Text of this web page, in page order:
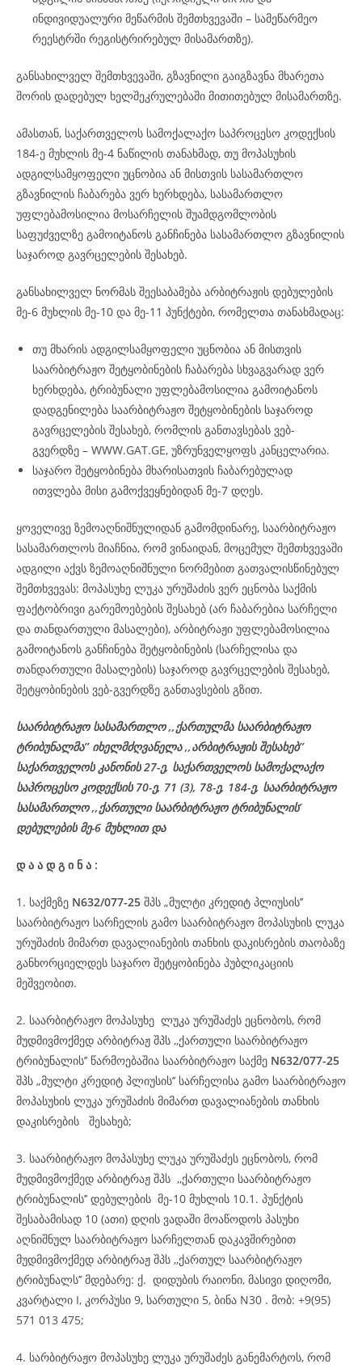
ინდივიდუალური მეწარმის შემთხვევაში – სამეწარმეო
რეესტრში რეგისტრირებულ მისამართზე).
განსახილველ შემთხვევაში, გზავნილი გაიგზავნა მხარეთა
შორის დადებულ ხელშეკრულებაში მითითებულ მისამართზე.
ამასთან, საქართველოს სამოქალაქო საპროცესო კოდექსის
184-ე მუხლის მე-4 ნაწილის თანახმად, თუ მოპასუხის
ადგილსამყოფელი უცნობია ან მისთვის სასამართლო
გზავნილის ჩაბარება ვერ ხერხდება, სასამართლო
უფლებამოსილია მოსარჩელის შუამდგომლობის
საფუძველზე გამოიტანოს განჩინება სასამართლო გზავნილის
საჯაროდ გავრცელების შესახებ.
განსახილველ ნორმას შეესაბამება არბიტრაჟის დებულების
მე-6 მუხლის მე-10 და მე-11 პუნქტები, რომელთა თანახმადაც:
თუ მხარის ადგილსამყოფელი უცნობია ან მისთვის
საარბიტრაჟო შეტყობინების ჩაბარება სხვაგვარად ვერ
ხერხდება, ტრიბუნალი უფლებამოსილია გამოიტანოს
დადგენილება საარბიტრაჟო შეტყობინების საჯაროდ
გავრცელების შესახებ, რომლის განთავსებას ვებ-
გვერდზე – WWW.GAT.GE, უზრუნველყოფს კანცელარია.
საჯარო შეტყობინება მხარისათვის ჩაბარებულად
ითვლება მისი გამოქვეყნებიდან მე-7 დღეს.
ყოველივე ზემოაღნიშნულიდან გამომდინარე, საარბიტრაჟო
სასამართლოს მიაჩნია, რომ ვინაიდან, მოცემულ შემთხვევაში
ადგილი აქვს ზემოაღნიშნული ნორმებით გათვალისწინებულ
შემთხვევას: მოპასუხე ლუკა ურუშაძის ვერ ეცნობა საქმის
ფაქტობრივი გარემოებების შესახებ (არ ჩაბარებია სარჩელი
და თანდართული მასალები), არბიტრაჟი უფლებამოსილია
გამოიტანოს განჩინება შეტყობინების (სარჩელისა და
თანდართული მასალების) საჯაროდ გავრცელების შესახებ,
შეტყობინების ვებ-გვერდზე განთავსების გზით.
საარბიტრაჟო სასამართლო ,,ქართულმა საარბიტრაჟო
ტრიბუნალმა’’ იხელმძღვანელა,,არბიტრაჟის შესახებ’’
საქართველოს კანონის 27-ე, საქართველოს სამოქალაქო
საპროცესო კოდექსის 70-ე, 71 (3), 78-ე, 184-ე, საარბიტრაჟო
სასამართლო ,,ქართული საარბიტრაჟო ტრიბუნალის’
დებულების მე-6 მუხლით და
დ ა ა დ გ ი ნ ა :
1. საქმეზე N632/077-25 შპს „მულტი კრედიტ პლიუსის’’
საარბიტრაჟო სარჩელის გამო საარბიტრაჟო მოპასუხის ლუკა
ურუშაძის მიმართ დავალიანების თანხის დაკისრების თაობაზე
განხორციელდეს საჯარო შეტყობინება პუბლიკაციის
მეშვეობით.
2. საარბიტრაჟო მოპასუხე ლუკა ურუშაძეს ეცნობოს, რომ
მუდმივმოქმედ არბიტრაჟ შპს ,,ქართული საარბიტრაჟო
ტრიბუნალის’’ წარმოებაშია საარბიტრაჟო საქმე N632/077-25
შპს „მულტი კრედიტ პლიუსის’’ სარჩელისა გამო საარბიტრაჟო
მოპასუხის ლუკა ურუშაძის მიმართ დავალიანების თანხის
დაკისრების შესახებ;
3. საარბიტრაჟო მოპასუხე ლუკა ურუშაძეს ეცნობოს, რომ
მუდმივმოქმედ არბიტრაჟ შპს ,,ქართული საარბიტრაჟო
ტრიბუნალის’’ დებულების მე-10 მუხლის 10.1. პუნქტის
შესაბამისად 10 (ათი) დღის ვადაში მოაწოდოს პასუხი
აღნიშნულ საარბიტრაჟო სარჩელთან დაკავშირებით
მუდმივმოქმედ არბიტრაჟ შპს ,,ქართულ საარბიტრაჟო
ტრიბუნალს’’ მდებარე: ქ. დიდუბის რაიონი, მასივი დიღომი,
კვარტალი I, კორპუსი 9, სართული 5, ბინა N30 . მობ: +9(95)
571 013 475;
4. სარბიტრაჟო მოპასუხე ლუკა ურუშაძეს განემარტოს, რომ